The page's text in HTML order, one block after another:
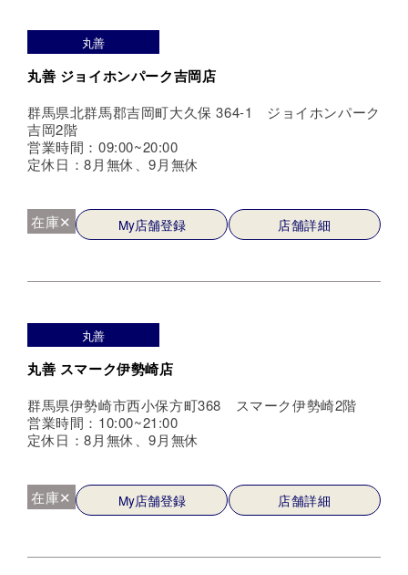
丸善
丸善 ジョイホンパーク吉岡店
群馬県北群馬郡吉岡町大久保 364-1 ジョイホンパーク
吉岡2階
営業時間：09:00~20:00
定休日：8月無休、9月無休
在庫✕ My店舗登録 店舗詳細
丸善
丸善 スマーク伊勢崎店
群馬県伊勢崎市西小保方町368 スマーク伊勢崎2階
営業時間：10:00~21:00
定休日：8月無休、9月無休
在庫✕ My店舗登録 店舗詳細